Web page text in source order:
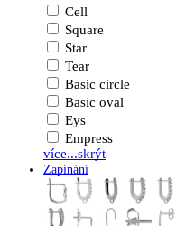
Cell
Square
Star
Tear
Basic circle
Basic oval
Eys
Empress
více...skrýt
Zapínání